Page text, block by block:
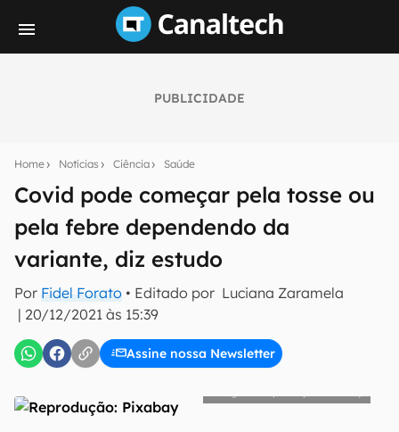
PUBLICIDADE
Home Notícias Ciência Saúde
Covid pode começar pela tosse ou
pela febre dependendo da
variante, diz estudo
Por Fidel Forato • Editado por Luciana Zaramela
| 20/12/2021 às 15:39
Assine nossa Newsletter
notícias e reviews sobre tecnologia em primeira
mão.
E-mail
inscreva-se
Confirmo que li, aceito e concordo com os Termos de
Uso e Política de Privacidade do Canaltech.